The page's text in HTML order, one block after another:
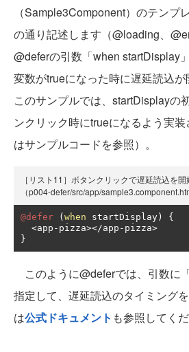
（Sample3Component）のテンプ
の通り記述します（@loading、
@deferの引数「when startDisplay
変数がtrueになった時に遅延読込
このサンプルでは、startDisplayの
ンクリック時にtrueになるよう実
はサンプルコードを参照）。
［リスト11］ボタンクリックで遅延読込を
（p004-defer/src/app/
@defer ( when startDisplay )
{
<app - pizza></app - pizza>
}
このように@deferでは、引数に
指定して、遅延読込のタイミング
は公式ドキュメント も参照してくだ